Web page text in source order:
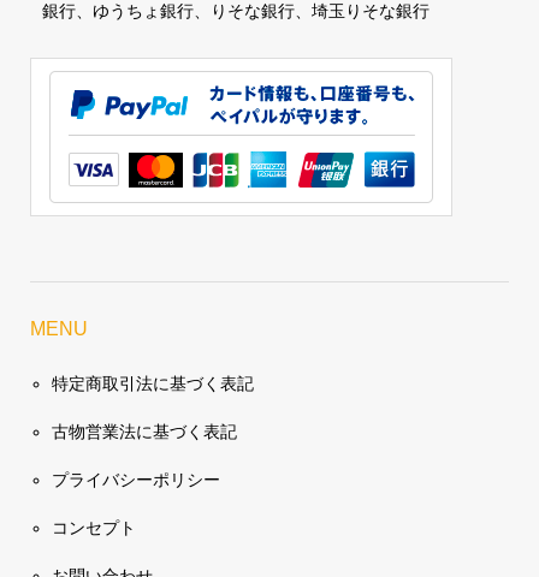
銀行、ゆうちょ銀行、りそな銀行、埼玉りそな銀行
MENU
特定商取引法に基づく表記
古物営業法に基づく表記
プライバシーポリシー
コンセプト